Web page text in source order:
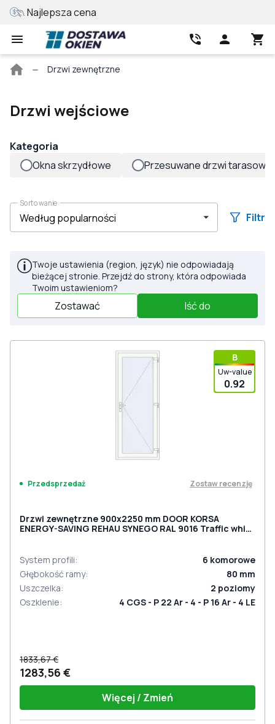
Najlepsza cena
Strona
Drzwi zewnętrzne
Drzwi wejściowe
Kategoria
Okna skrzydłowe
Przesuwane drzwi tarasowe
Sortowanie
Filtr
Twoje ustawienia (region, język) nie odpowiadają
bieżącej stronie. Przejdź do strony, która odpowiada
Twoim ustawieniom?
Zostawać Iść do
В
Uw-value
0.92
Przedsprzedaż Zostaw recenzję
Drzwi zewnętrzne 900x2250 mm DOOR KORSA
ENERGY-SAVING REHAU SYNEGO RAL 9016 Traffic white
System profili: 6 komorowe
Głębokość ramy: 80 mm
Uszczelka: 2 poziomy
Oszklenie: 4 CGS - P 22 Ar - 4 - P 16 Ar - 4 LE
1833,67 €
1283,56 €
Więcej / Zmień